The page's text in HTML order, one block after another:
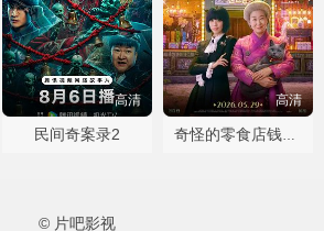
高清
民间奇案录2
高清
奇怪的零食店钱天堂
© 片吧影视